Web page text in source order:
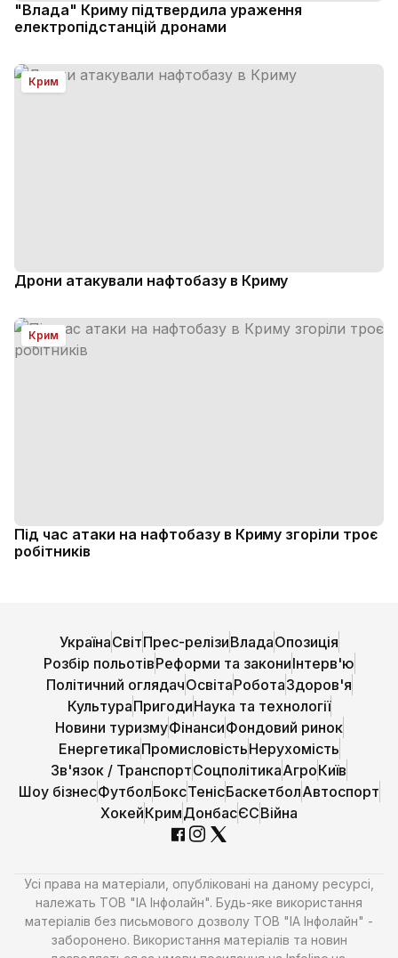
"Влада" Криму підтвердила ураження
електропідстанцій дронами
Крим
Дрони атакували нафтобазу в Криму
Крим
Під час атаки на нафтобазу в Криму згоріли троє
робітників
УкраїнаСвітПрес-релізиВладаОпозиція
Розбір польотівРеформи та закониІнтерв'ю
Політичний оглядачОсвітаРоботаЗдоров'я
КультураПригодиНаука та технології
Новини туризмуФінансиФондовий ринок
ЕнергетикаПромисловістьНерухомість
Зв'язок / ТранспортСоцполітикаАгроКиїв
Шоу бізнесФутболБоксТенісБаскетболАвтоспорт
ХокейКримДонбасЄСВійна
Усі права на матеріали, опубліковані на даному ресурсі,
належать ТОВ "ІА Інфолайн". Будь-яке використання
матеріалів без письмового дозволу ТОВ "ІА Інфолайн" -
заборонено. Використання матеріалів та новин